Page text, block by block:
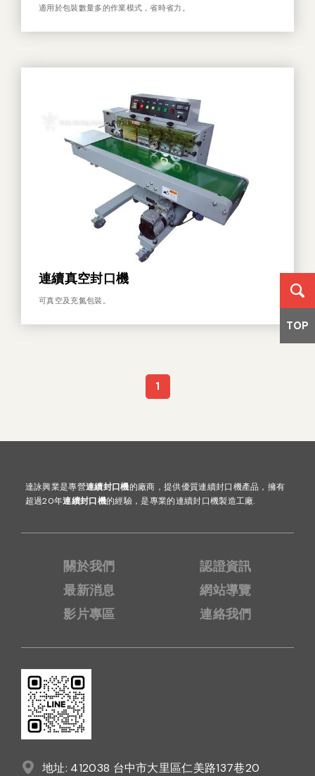
適用於包裝數量多的作業模式，省時省力。
連續真空封口機
可真空及充氮包裝。
1
達詠興業是專營連續封口機的廠商，提供優質連續封口機產品，擁有
超過20年連續封口機的經驗，是專業的連續封口機製造工廠.
關於我們
最新消息
影片專區
認證資訊
網站導覽
連絡我們
地址: 412038 台中市大里區仁美路137巷20
TOP